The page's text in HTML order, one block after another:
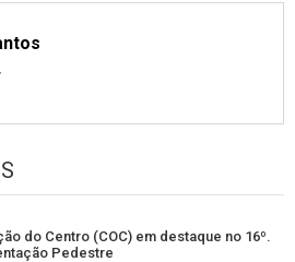
do Centro (COC) em destaque no 16º.
Pedestre